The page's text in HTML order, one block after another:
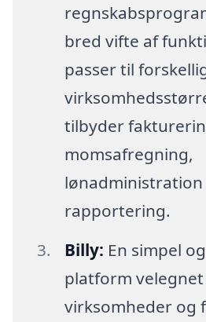
bred vifte af
passer til
tilbyder
momsafregning,
lønadministration
rapportering.
Billy: En simpel
platform velegnet
virksomheder og